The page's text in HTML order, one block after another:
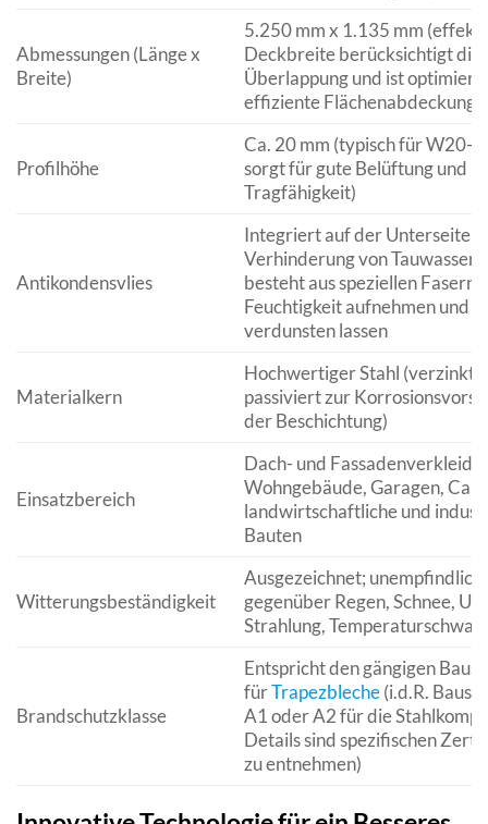
Abmessungen (Länge x
Breite)
5.250 mm x 1.135 mm
Deckbreite berücksichtigt die
Überlappung und ist optimiert
effiziente Flächenabdeckung)
Profilhöhe
Ca. 20 mm (typisch für W20-
sorgt für gute Belüftung und
Tragfähigkeit)
Antikondensvlies
Integriert auf der Unterseite
Verhinderung von
besteht aus speziellen Fasern,
Feuchtigkeit aufnehmen und
verdunsten lassen
Materialkern
Hochwertiger Stahl (verzinkt
passiviert zur
der Beschichtung)
Einsatzbereich
Dach- und
Wohngebäude, Garagen,
landwirtschaftliche und
Bauten
Witterungsbeständigkeit
Ausgezeichnet; unempfindlich
gegenüber Regen, Schnee,
Strahlung,
Brandschutzklasse
Entspricht den gängigen
fürTrapezbleche(i.d.R.
A1 oder A2 für die
Details sind spezifischen
zu entnehmen)